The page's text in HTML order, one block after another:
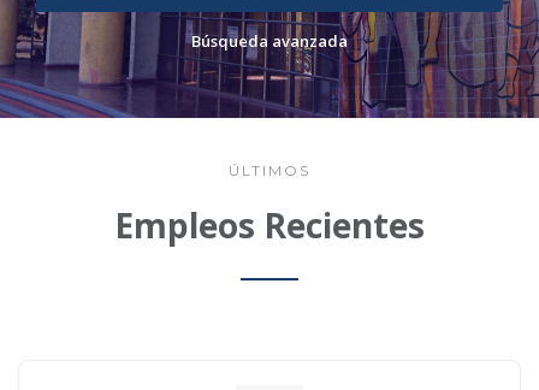
Búsqueda avanzada
ÚLTIMOS
Empleos Recientes